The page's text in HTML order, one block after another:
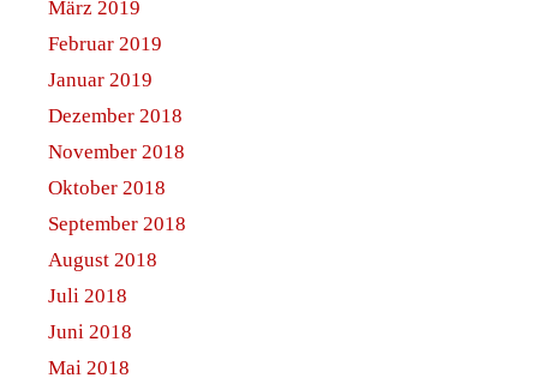
März 2019
Februar 2019
Januar 2019
Dezember 2018
November 2018
Oktober 2018
September 2018
August 2018
Juli 2018
Juni 2018
Mai 2018